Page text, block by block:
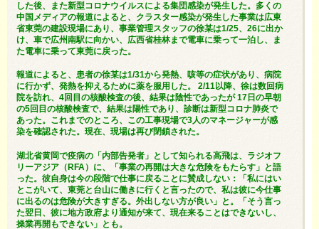
した後、また新型コロナウイルスによる集団感染が発生した。多くの
中国メディアの報道によると、クラスター感染が発生した事業は広東
省東莞の建設現場にあり、事業管理スタッフの徐某は1/25、26に出か
け、車で広州南駅に向かい、広西省桂林まで電車に乗って一泊し、ま
た電車に乗って東莞に戻った。
報道によると、患者の徐某は1/31から発熱、咳等の症状があり、病院
に行かず、発熱を抑えるために薬を服用した。 2/11以降、徐は数回病
院を訪れ、4回目の核酸検査の後、結果は陰性であったが 17日の早朝
の5回目の核酸検査で、結果は陽性であり、診断は新型コロナ肺炎で
あった。これまでのところ、この工事現場で3人のマネージャーが感
染を確認された。現在、現場は再び閉鎖された。
湖北省黄岡で疫病の「内部告発者」として知られる高飛は、ラジオフ
リーアジア（RFA）に、「事業の再開は大きな危険をもたらす」と語
った。彼自身は今の段階で仕事に戻ることに賛成しない：「私にはい
とこがいて、東莞と台山に働きに行くと言ったので、私は彼に今仕事
に出るのは危険が大きすぎる。外出しない方が良い」と。「そう言っ
た翌日、彼に地方政府より通知が来て、現在来ることはできないし、
操業再開もできない」とも。